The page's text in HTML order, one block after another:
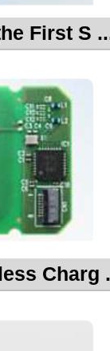
First S
Charg